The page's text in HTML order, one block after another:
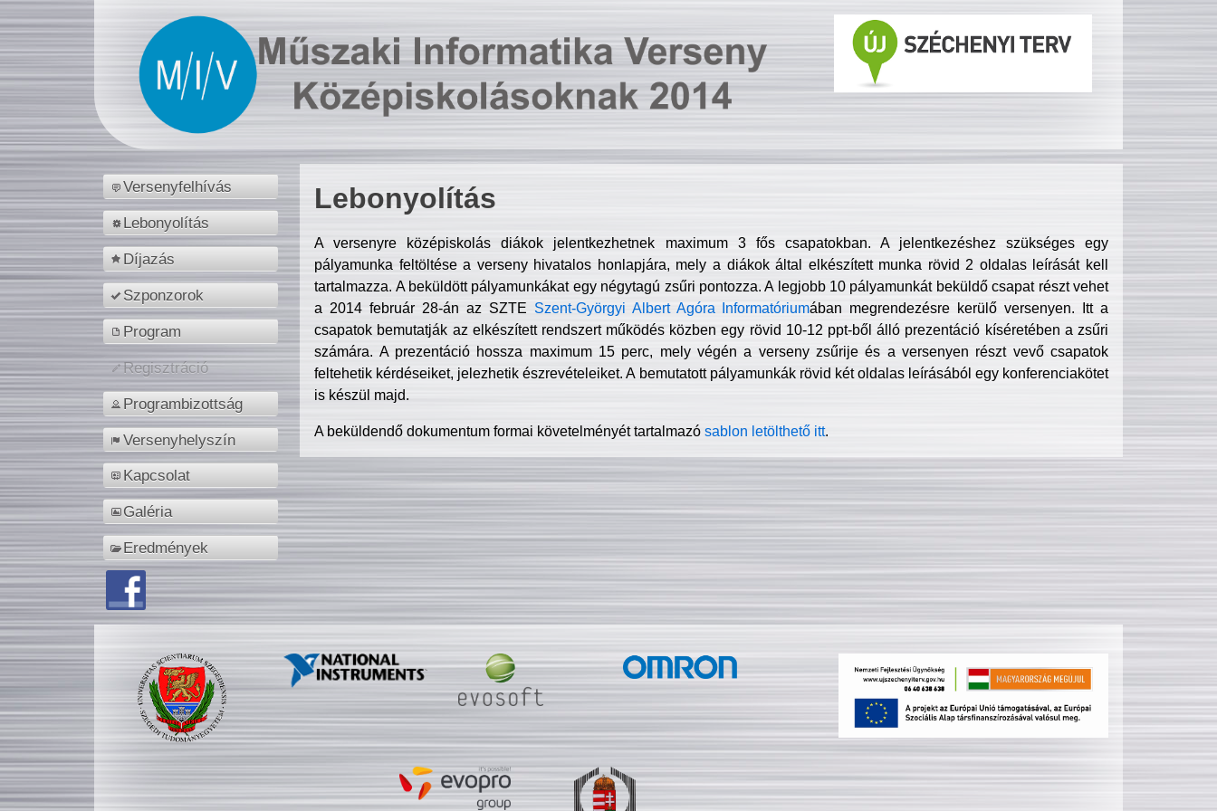
Versenyfelhívás
Lebonyolítás
Díjazás
Szponzorok
Program
Regisztráció
Programbizottság
Versenyhelyszín
Kapcsolat
Galéria
Eredmények
Lebonyolítás
A versenyre középiskolás diákok jelentkezhetnek maximum 3 fős csapatokban. A jelentkezéshez szükséges egy
pályamunka feltöltése a verseny hivatalos honlapjára, mely a diákok által elkészített munka rövid 2 oldalas leírását kell
tartalmazza. A beküldött pályamunkákat egy négytagú zsűri pontozza. A legjobb 10 pályamunkát beküldő csapat részt vehet
a 2014 február 28-án az SZTE Szent-Györgyi Albert Agóra Informatóriumában megrendezésre kerülő versenyen. Itt a
csapatok bemutatják az elkészített rendszert működés közben egy rövid 10-12 ppt-ből álló prezentáció kíséretében a zsűri
számára. A prezentáció hossza maximum 15 perc, mely végén a verseny zsűrije és a versenyen részt vevő csapatok
feltehetik kérdéseiket, jelezhetik észrevételeiket. A bemutatott pályamunkák rövid két oldalas leírásából egy konferenciakötet
is készül majd.
A beküldendő dokumentum formai követelményét tartalmazósablon letölthető itt.